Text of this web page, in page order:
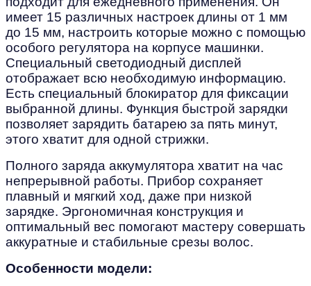
имеет 15 различных настроек длины от 1 мм
до 15 мм, настроить которые можно с помощью
особого регулятора на корпусе машинки.
Специальный светодиодный дисплей
отображает всю необходимую информацию.
Есть специальный блокиратор для фиксации
выбранной длины. Функция быстрой зарядки
позволяет зарядить батарею за пять минут,
этого хватит для одной стрижки.
Полного заряда аккумулятора хватит на час
непрерывной работы. Прибор сохраняет
плавный и мягкий ход, даже при низкой
зарядке. Эргономичная конструкция и
оптимальный вес помогают мастеру совершать
аккуратные и стабильные срезы волос.
Особенности модели: